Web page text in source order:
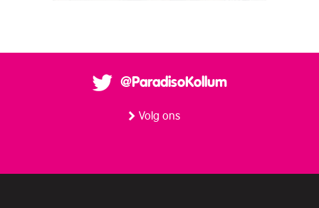
@ParadisoKollum
Volg ons